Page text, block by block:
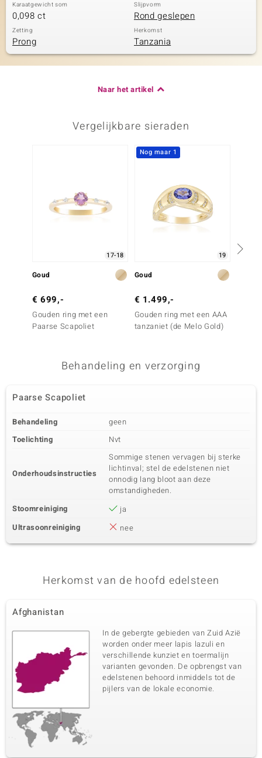
Karaatgewicht som
0,098 ct
Slijpvorm
Rond geslepen
Zetting
Prong
Herkomst
Tanzania
Naar het artikel
Vergelijkbare sieraden
17-18
Goud
€ 699,-
Gouden ring met een
Paarse Scapoliet
Nog maar 1
19
Goud
€ 1.499,-
Gouden ring met een AAA
tanzaniet (de Melo Gold)
Behandeling en verzorging
Paarse Scapoliet
Behandeling
geen
Toelichting
Nvt
Onderhoudsinstructies
Sommige stenen vervagen bij sterke
lichtinval; stel de edelstenen niet
onnodig lang bloot aan deze
omstandigheden.
Stoomreiniging
ja
Ultrasoonreiniging
nee
Herkomst van de hoofd edelsteen
Afghanistan
In de gebergte gebieden van Zuid Azië
worden onder meer lapis lazuli en
verschillende kunziet en toermalijn
varianten gevonden. De opbrengst van
edelstenen behoord inmiddels tot de
pijlers van de lokale economie.